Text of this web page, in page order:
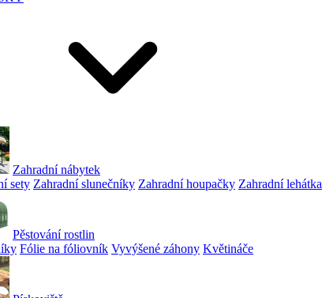
Zahradní nábytek
sety Zahradní slunečníky Zahradní houpačky Zahradní lehátka
Pěstování rostlin
Fólie na fóliovník Vyvýšené záhony Květináče